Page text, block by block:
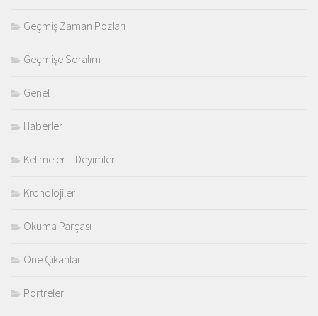
Geçmiş Zaman Pozları
Geçmişe Soralım
Genel
Haberler
Kelimeler – Deyimler
Kronolojiler
Okuma Parçası
Öne Çıkanlar
Portreler